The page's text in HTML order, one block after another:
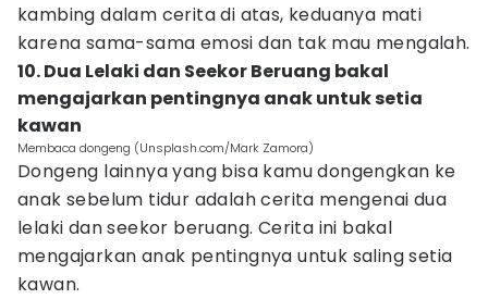
kambing dalam cerita di atas, keduanya mati
karena sama-sama emosi dan tak mau mengalah.
10. Dua Lelaki dan Seekor Beruang bakal
mengajarkan pentingnya anak untuk setia
kawan
Membaca dongeng (Unsplash.com/Mark Zamora)
Dongeng lainnya yang bisa kamu dongengkan ke
anak sebelum tidur adalah cerita mengenai dua
lelaki dan seekor beruang. Cerita ini bakal
mengajarkan anak pentingnya untuk saling setia
kawan.